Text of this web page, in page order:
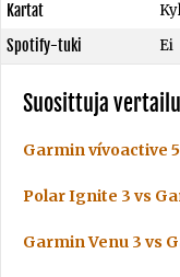
Kartat
Spotify-tuki
Ei
Suosittuja
Garmin vívoactive
Polar Ignite 3 vs
Garmin Venu 3 vs